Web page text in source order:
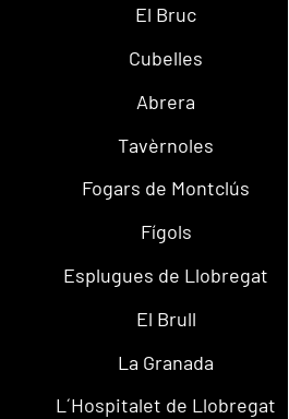
El Bruc
Cubelles
Abrera
Tavèrnoles
Fogars de Montclús
Fígols
Esplugues de Llobregat
El Brull
La Granada
L´Hospitalet de Llobregat